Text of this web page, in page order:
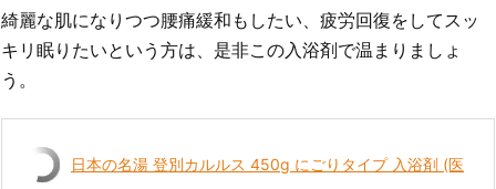
綺麗な肌になりつつ腰痛緩和もしたい、疲労回復をしてスッ
キリ眠りたいという方は、是非この入浴剤で温まりましょ
う。
日本の名湯 登別カルルス 450g にごりタイプ 入浴剤 (医